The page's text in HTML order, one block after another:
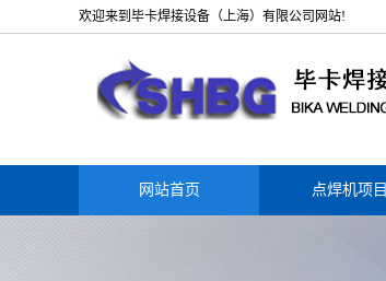
欢迎来到毕卡焊接设备（上海）有限公司网站!
网站首页 点焊机项目